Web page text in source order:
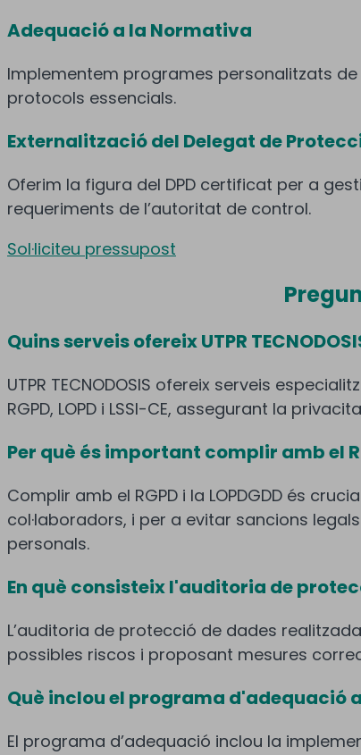
Adequació a la Normativa
Implementem programes personalitzats
protocols essencials.
Externalització del Delegat de
Oferim la figura del DPD certificat per a
requeriments de l’autoritat de control.
Sol·liciteu pressupost
Quins serveis ofereix UTPR
UTPR TECNODOSIS ofereix serveis
RGPD, LOPD i LSSI-CE, assegurant la
Per què és important complir amb el
Complir amb el RGPD i la LOPDGDD és
col·laboradors, i per a evitar sancions
personals.
En què consisteix l'auditoria de
L’auditoria de protecció de dades
possibles riscos i proposant mesures
Què inclou el programa d'adequació a
El programa d’adequació inclou la